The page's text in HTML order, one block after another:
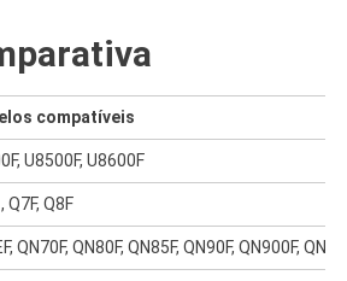
compatíveis
U8500F, U8600F
Q7F, Q8F
QN70F, QN80F, QN85F, QN90F, QN900F,